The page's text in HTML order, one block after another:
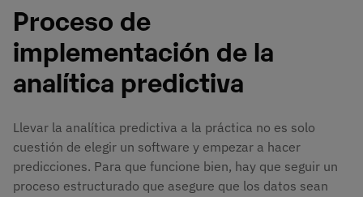
Proceso de
implementación de la
analítica predictiva
Llevar la analítica predictiva a la práctica no es solo
cuestión de elegir un software y empezar a hacer
predicciones. Para que funcione bien, hay que seguir un
proceso estructurado que asegure que los datos sean